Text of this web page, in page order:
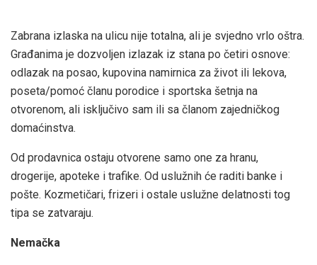
Zabrana izlaska na ulicu nije totalna, ali je svjedno vrlo oštra.
Građanima je dozvoljen izlazak iz stana po četiri osnove:
odlazak na posao, kupovina namirnica za život ili lekova,
poseta/pomoć članu porodice i sportska šetnja na
otvorenom, ali isključivo sam ili sa članom zajedničkog
domaćinstva.
Od prodavnica ostaju otvorene samo one za hranu,
drogerije, apoteke i trafike. Od uslužnih će raditi banke i
pošte. Kozmetičari, frizeri i ostale uslužne delatnosti tog
tipa se zatvaraju.
Nemačka